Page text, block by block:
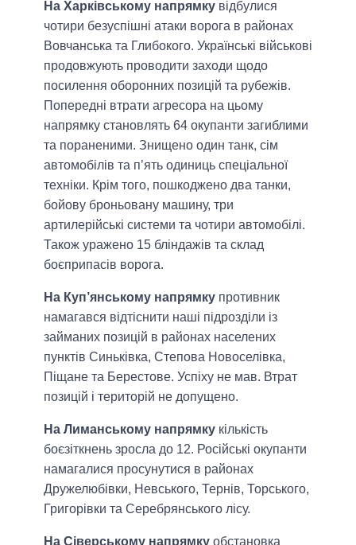
На Харківському напрямку відбулися
чотири безуспішні атаки ворога в районах
Вовчанська та Глибокого. Українські військові
продовжують проводити заходи щодо
посилення оборонних позицій та рубежів.
Попередні втрати агресора на цьому
напрямку становлять 64 окупанти загиблими
та пораненими. Знищено один танк, сім
автомобілів та п’ять одиниць спеціальної
техніки. Крім того, пошкоджено два танки,
бойову броньовану машину, три
артилерійські системи та чотири автомобілі.
Також уражено 15 бліндажів та склад
боєприпасів ворога.
На Куп’янському напрямку противник
намагався відтіснити наші підрозділи із
займаних позицій в районах населених
пунктів Синьківка, Степова Новоселівка,
Піщане та Берестове. Успіху не мав. Втрат
позицій і територій не допущено.
На Лиманському напрямку кількість
боєзіткнень зросла до 12. Російські окупанти
намагалися просунутися в районах
Дружелюбівки, Невського, Тернів, Торського,
Григорівки та Серебрянського лісу.
На Сіверському напрямку обстановка